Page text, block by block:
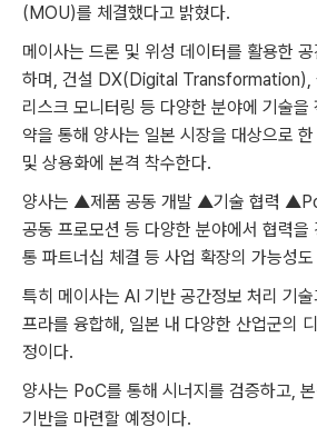
(MOU)를 체결했다고 밝혔다.
메이사는 드론 및 위성 데이터를 활용한
하며, 건설 DX(Digital Transformation),
리스크 모니터링 등 다양한 분야에 기술을
약을 통해 양사는 일본 시장을 대상으로
및 상용화에 본격 착수한다.
양사는 ▲제품 공동 개발 ▲기술 협력
공동 프로모션 등 다양한 분야에서 협력을
통 파트너십 체결 등 사업 확장의 가능성
특히 메이사는 AI 기반 공간정보 처리 기
프라를 융합해, 일본 내 다양한 산업군의
정이다.
양사는 PoC를 통해 시너지를 검증하고,
기반을 마련할 예정이다.